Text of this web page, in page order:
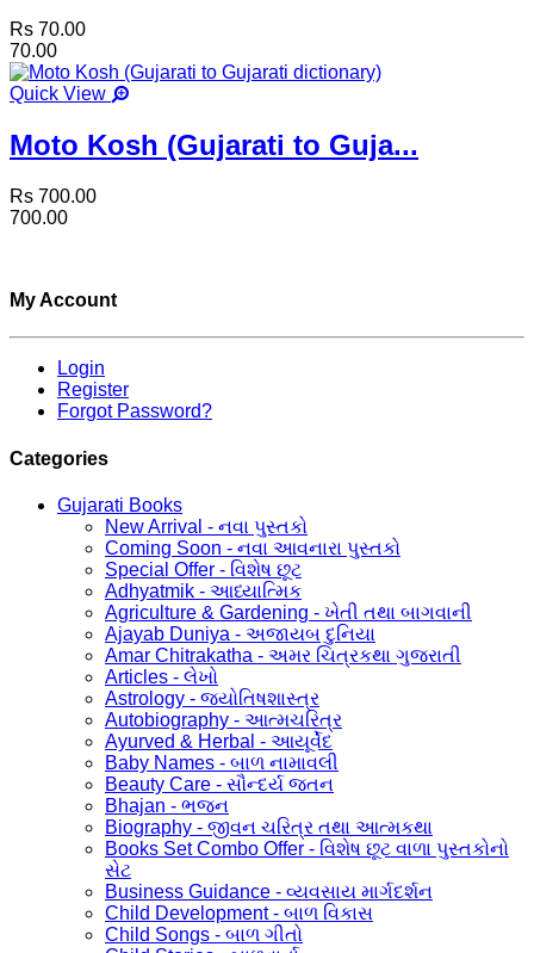
Rs 70.00
70.00
Quick View
Moto Kosh (Gujarati to Guja...
Rs 700.00
700.00
My Account
Login
Register
Forgot Password?
Categories
Gujarati Books
New Arrival - નવા પુસ્તકો
Coming Soon - નવા આવનારા પુસ્તકો
Special Offer - વિશેષ છૂટ
Adhyatmik - આધ્યાત્મિક
Agriculture & Gardening - ખેતી તથા બાગવાની
Ajayab Duniya - અજાયબ દુનિયા
Amar Chitrakatha - અમર ચિત્રકથા ગુજરાતી
Articles - લેખો
Astrology - જ્યોતિષશાસ્ત્ર
Autobiography - આત્મચરિત્ર
Ayurved & Herbal - આયૂર્વેદ
Baby Names - બાળ નામાવલી
Beauty Care - સૌન્દર્ય જતન
Bhajan - ભજન
Biography - જીવન ચરિત્ર તથા આત્મકથા
Books Set Combo Offer - વિશેષ છૂટ વાળા પુસ્તકોનો
સેટ
Business Guidance - વ્યવસાય માર્ગદર્શન
Child Development - બાળ વિકાસ
Child Songs - બાળ ગીતો